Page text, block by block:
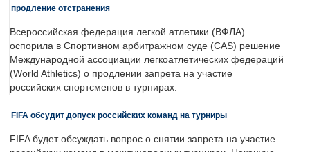
продление отстранения
Всероссийская федерация легкой атлетики (ВФЛА)
оспорила в Спортивном арбитражном суде (CAS) решение
Международной ассоциации легкоатлетических федераций
(World Athletics) о продлении запрета на участие
российских спортсменов в турнирах.
FIFA обсудит допуск российских команд на турниры
FIFA будет обсуждать вопрос о снятии запрета на участие